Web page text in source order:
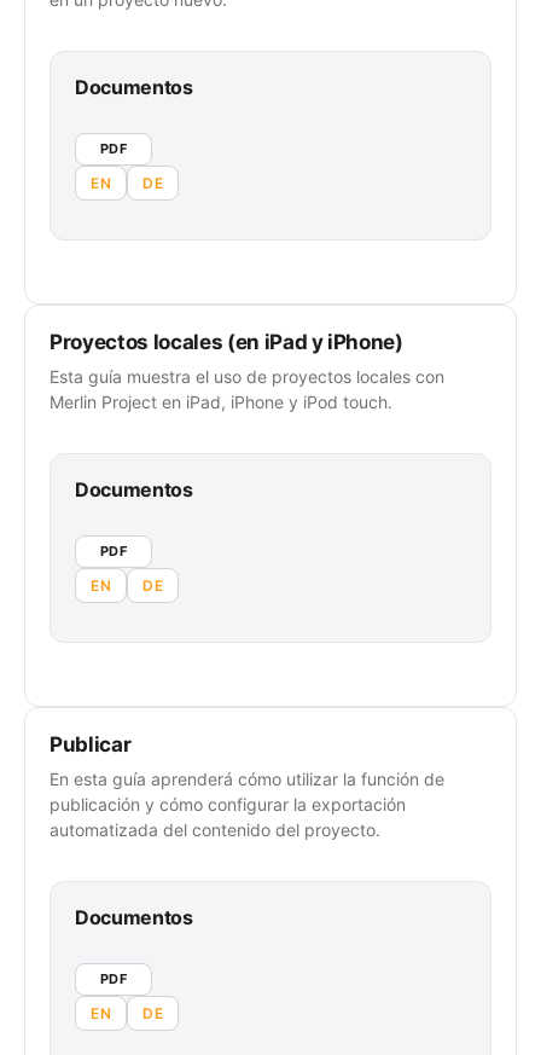
Documentos
PDF
EN DE
Proyectos locales (en iPad y iPhone)
Esta guía muestra el uso de proyectos locales con
Merlin Project en iPad, iPhone y iPod touch.
Documentos
PDF
EN DE
Publicar
En esta guía aprenderá cómo utilizar la función de
publicación y cómo configurar la exportación
automatizada del contenido del proyecto.
Documentos
PDF
EN DE